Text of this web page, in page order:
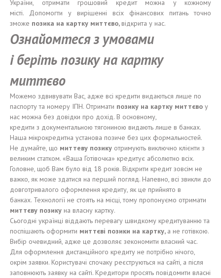
України, отримати грошовий кредит можна у кожному
місті. Допомогти у вирішенні всіх фінансових питань точно
зможе позика на картку миттєво, відкрита у нас.
Ознайомтеся з умовами
іберітьпозикуна картку
миттєво
Можемо здвивувати Вас, адже всі кредити видаються лише по
паспорту та номеру ІПН. Отримати позику на картку миттєво у
нас можна без довідки про дохід. В основному,
кредити з документальною тягониною видають лише в банках.
Наша мікрокредитна установа позиче без цих формальностей.
Не думайте, що миттеву позику отримують виключно клієнти з
великим статком. «Ваша Готівочка» кредитує абсолютно всіх.
Головне, щоб Вам було від 18 років. Відкрити кредит зовсім не
важко, як може здатися на перший погляд. Напевно, всі звикли до
довготривалого оформлення кредиту, як це прийнято в
банках. Технології не стоять на місці, тому пропонуємо отримати
миттєву позику на власну картку.
Сьогодні українці віддають перевагу швидкому кредитуванню та
поспішають оформити миттєві позики на картку, а не готівкою.
Вибір очевидний, адже це дозволяє зекономити власний час.
Для оформлення дистанційного кредиту не потрібно нічого,
окрім заявки. Користувачі спочаку реєструються на сайті, а після
заповнюють заявку на сайті. Кредитори просять повідомити власні